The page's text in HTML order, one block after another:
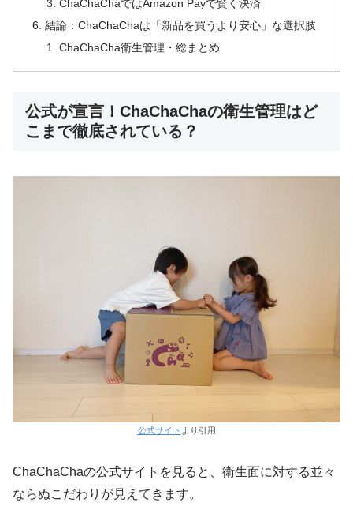
ChaChaChaではAmazon Payで賢く決済
結論：ChaChaChaは「新品を買うより安心」な選択肢
ChaChaCha衛生管理・総まとめ
公式が宣言！ChaChaChaの衛生管理はど
こまで徹底されている？
公式サイト より引用
ChaChaChaの公式サイトを見ると、衛生面に対する並々
ならぬこだわりが見えてきます。